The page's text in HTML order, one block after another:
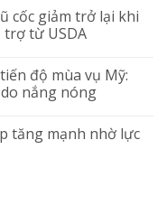
cốc giảm trở lại khi
từ USDA
độ mùa vụ Mỹ:
nắng nóng
tăng mạnh nhờ lực